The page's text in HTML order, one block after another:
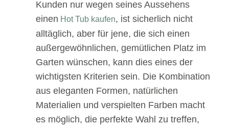
Kunden nur wegen seines Aussehens
einen Hot Tub kaufen, ist sicherlich nicht
alltäglich, aber für jene, die sich einen
außergewöhnlichen, gemütlichen Platz im
Garten wünschen, kann dies eines der
wichtigsten Kriterien sein. Die Kombination
aus eleganten Formen, natürlichen
Materialien und verspielten Farben macht
es möglich, die perfekte Wahl zu treffen,